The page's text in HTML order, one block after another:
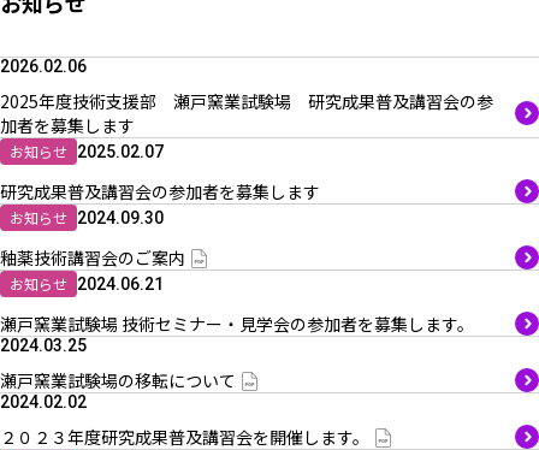
2026.02.06
2025年度技術支援部 瀬戸窯業試験場 研究成果普及講習会の参
加者を募集します
お知らせ 2025.02.07
研究成果普及講習会の参加者を募集します
お知らせ 2024.09.30
釉薬技術講習会のご案内
お知らせ 2024.06.21
瀬戸窯業試験場 技術セミナー・見学会の参加者を募集します。
2024.03.25
瀬戸窯業試験場の移転について
2024.02.02
２０２３年度研究成果普及講習会を開催します。